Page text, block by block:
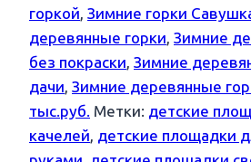
горкой, Зимние горки
деревянные горки, Зимние
без покраски, Зимние
дачи, Зимние деревянные
тыс.руб. Метки: детские
качелей, детские площадки